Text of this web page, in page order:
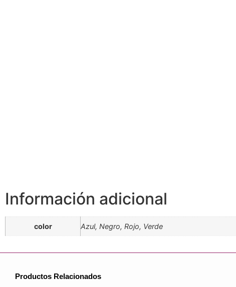
Información adicional
color Azul, Negro, Rojo, Verde
Productos Relacionados